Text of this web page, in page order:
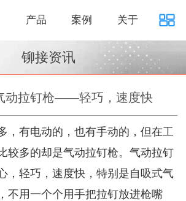
产品 案例 关于
铆接资讯
动拉钉枪——轻巧，速度快
，有电动的，也有手动的，但在工
较多的却是气动拉钉枪。气动拉钉
，轻巧，速度快，特别是自吸式气
不用一个个用手把拉钉放进枪嘴